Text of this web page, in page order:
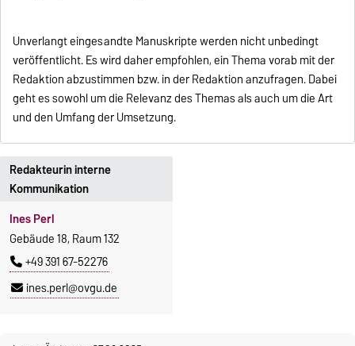
Unverlangt eingesandte Manuskripte werden nicht unbedingt
veröffentlicht. Es wird daher empfohlen, ein Thema vorab mit der
Redaktion abzustimmen bzw. in der Redaktion anzufragen. Dabei
geht es sowohl um die Relevanz des Themas als auch um die Art
und den Umfang der Umsetzung.
Redakteurin interne
Kommunikation
Ines Perl
Gebäude 18, Raum 132
+49 391 67-52276
ines.perl@ovgu.de